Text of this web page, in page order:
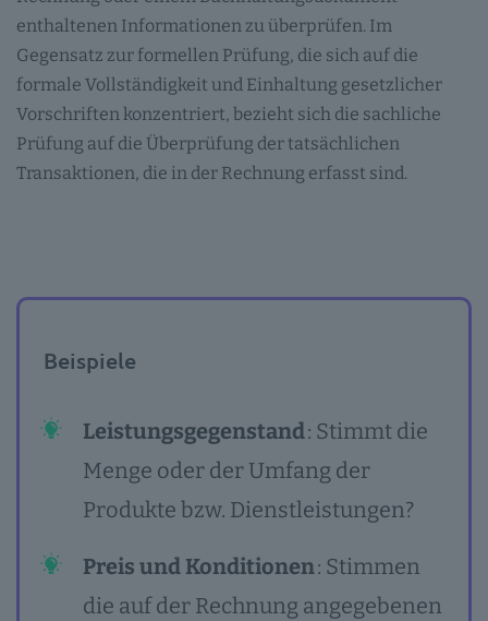
enthaltenen Informationen zu überprüfen. Im
Gegensatz zur formellen Prüfung, die sich auf die
formale Vollständigkeit und Einhaltung gesetzlicher
Vorschriften konzentriert, bezieht sich die sachliche
Prüfung auf die Überprüfung der tatsächlichen
Transaktionen, die in der Rechnung erfasst sind.
Beispiele
Leistungsgegenstand: Stimmt die
Menge oder der Umfang der
Produkte bzw. Dienstleistungen?
Preis und Konditionen: Stimmen
die auf der Rechnung angegebenen